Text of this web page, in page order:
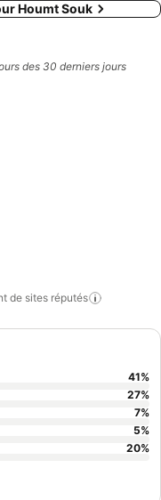
Houmt Souk
des 30 derniers jours
de sites réputés
41%
27%
7%
5%
20%